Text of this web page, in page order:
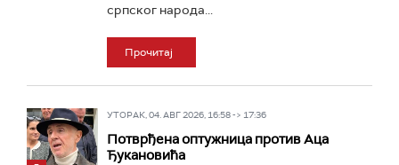
српског народа...
Прочитај
УТОРАК, 04. АВГ 2026, 16:58 -> 17:36
Потврђена оптужница против Аца
Ђукановића